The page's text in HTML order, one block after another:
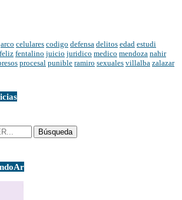
arco celulares codigo defensa delitos edad estudi
feliz fentalino juicio juridico medico mendoza nahir
procesal punible ramiro sexuales villalba zalazar